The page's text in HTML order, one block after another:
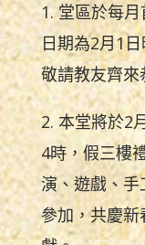
1. 堂區於每
日期為2月1日
敬請教友齊
2. 本堂將於2
4時，假三樓
演、遊戲、
參加，共慶